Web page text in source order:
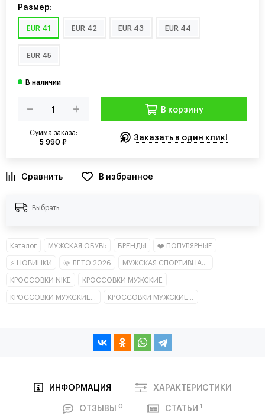
Размер:
EUR 41 EUR 42 EUR 43 EUR 44
EUR 45
Сумма заказа:
5 990 ₽
В корзину
Заказать в один клик!
В избранное
Выбрать
Каталог МУЖСКАЯ ОБУВЬ БРЕНДЫ
❤️ ПОПУЛЯРНЫЕ
⚡ НОВИНКИ
🌞 ЛЕТО 2026
МУЖСКАЯ СПОРТИВНАЯ ОБУВЬ
КРОССОВКИ NIKE
КРОССОВКИ МУЖСКИЕ
КРОССОВКИ МУЖСКИЕ КЛАССИКА
КРОССОВКИ МУЖСКИЕ НИЗКИЕ
ИНФОРМАЦИЯ
ХАРАКТЕРИСТИКИ
ОТЗЫВЫ 0 СТАТЬИ1